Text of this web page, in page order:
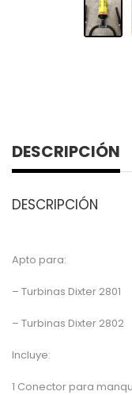
DESCRIPCIÓN
DESCRIPCIÓN
Apto para:
– Turbinas Dixter 2801
– Turbinas Dixter 2802
Incluye:
1 Conector para